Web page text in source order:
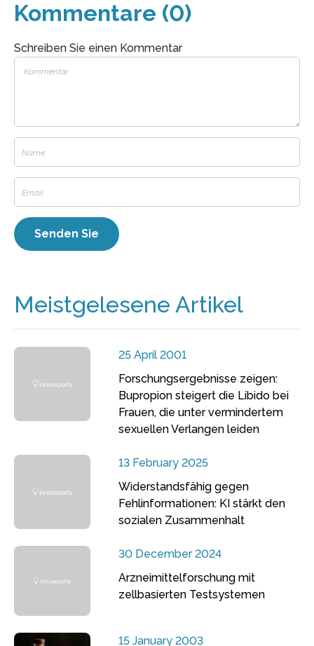
Kommentare (0)
Schreiben Sie einen Kommentar
Meistgelesene Artikel
25 April 2001
Forschungsergebnisse zeigen:
Bupropion steigert die Libido bei
Frauen, die unter vermindertem
sexuellen Verlangen leiden
13 February 2025
Widerstandsfähig gegen
Fehlinformationen: KI stärkt den
sozialen Zusammenhalt
30 December 2024
Arzneimittelforschung mit
zellbasierten Testsystemen
15 January 2003